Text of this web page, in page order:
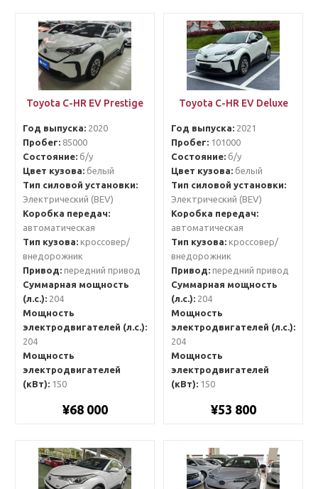
Toyota C-HR EV Prestige
Год выпуска:2020
Пробег:85000
Состояние:б/у
Цвет кузова:белый
Тип силовой установки:
Электрический (BEV)
Коробка передач:
автоматическая
Тип кузова:кроссовер/
внедорожник
Привод:передний привод
Суммарная мощность
(л.с.):204
Мощность
электродвигателей (л.с.):
204
Мощность
электродвигателей
(кВт):150
¥68 000
Toyota C-HR EV Deluxe
Год выпуска:2021
Пробег:101000
Состояние:б/у
Цвет кузова:белый
Тип силовой установки:
Электрический (BEV)
Коробка передач:
автоматическая
Тип кузова:кроссовер/
внедорожник
Привод:передний привод
Суммарная мощность
(л.с.):204
Мощность
электродвигателей (л.с.):
204
Мощность
электродвигателей
(кВт):150
¥53 800